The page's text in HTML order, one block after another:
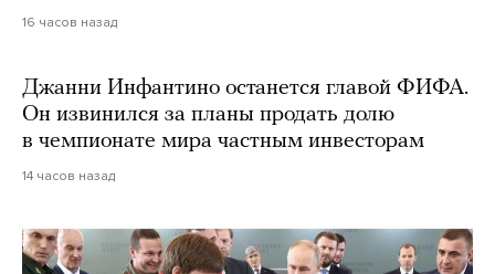
16 часов назад
Джанни Инфантино останется главой ФИФА.
Он извинился за планы продать долю
в чемпионате мира частным инвесторам
14 часов назад